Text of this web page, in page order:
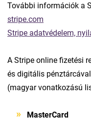
További információk a
stripe.com
Stripe adatvédelem,
A Stripe online fizetési
és digitális
(magyar vonatkozású
MasterCard